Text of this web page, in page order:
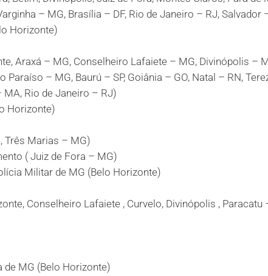
– MG, Brasília – DF, Rio de Janeiro – RJ, Salvador
Horizonte)
Araxá – MG, Conselheiro Lafaiete – MG, Divinópolis –
– MG, Baurú – SP, Goiânia – GO, Natal – RN,
Rio de Janeiro – RJ)
Horizonte)
Três Marias – MG)
( Juiz de Fora – MG)
Militar de MG (Belo Horizonte)
Conselheiro Lafaiete , Curvelo, Divinópolis , Paracatu
de MG (Belo Horizonte)